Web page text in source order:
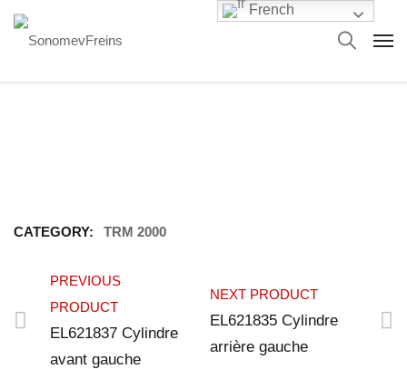
CATEGORY: TRM 2000
PREVIOUS
PRODUCT
EL621837 Cylindre
avant gauche
NEXT PRODUCT
EL621835 Cylindre
arrière gauche
French